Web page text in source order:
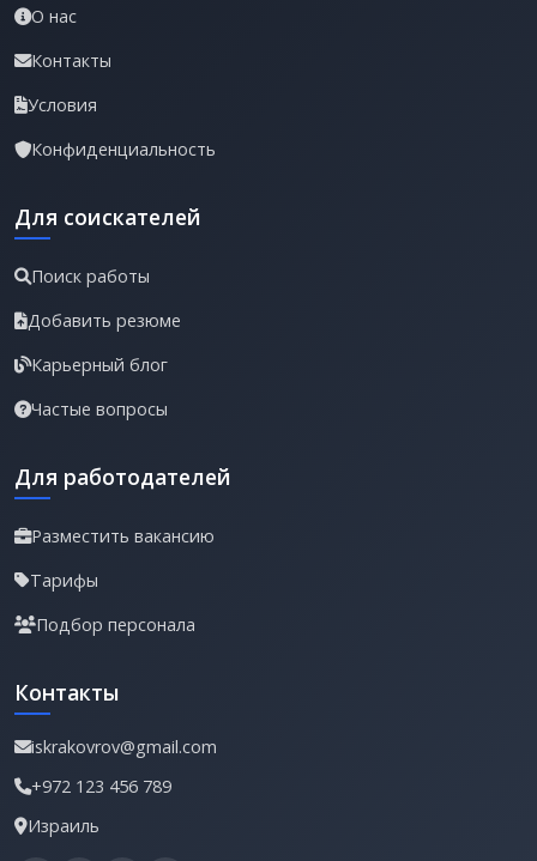
О нас
Контакты
Условия
Конфиденциальность
Для соискателей
Поиск работы
Добавить резюме
Карьерный блог
Частые вопросы
Для работодателей
Разместить вакансию
Тарифы
Подбор персонала
Контакты
iskrakovrov@gmail.com
+972 123 456 789
Израиль